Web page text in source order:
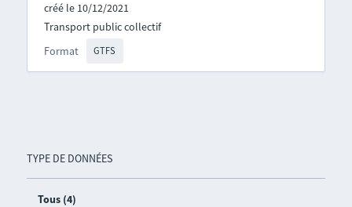
TYPE DE DONNÉES
Tous (4)
créé le 10/12/2021
Format GTFS
Transport public collectif